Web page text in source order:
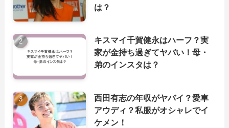
は？
キスマイ千賀健永はハーフ？実
家が金持ち過ぎてヤバい！母・
弟のインスタは？
西田有志の年収がヤバイ？愛車
アウディ？私服がオシャレでイ
ケメン！